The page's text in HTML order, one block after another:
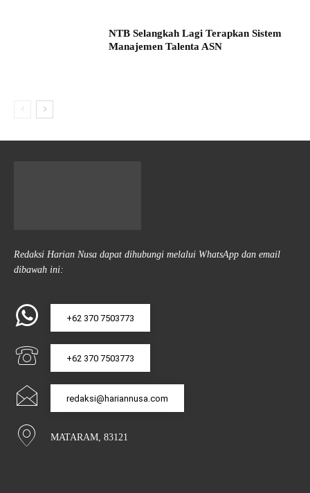
NTB Selangkah Lagi Terapkan Sistem
Manajemen Talenta ASN
Redaksi Harian Nusa dapat dihubungi melalui WhatsApp dan email
dibawah ini:
+62 370 7503773
+62 370 7503773
redaksi@hariannusa.com
MATARAM, 83121